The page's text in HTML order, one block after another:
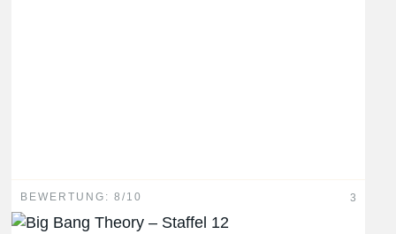
BEWERTUNG: 8/10 3